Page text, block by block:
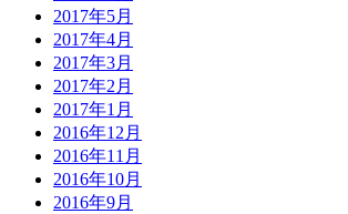
2017年5月
2017年4月
2017年3月
2017年2月
2017年1月
2016年12月
2016年11月
2016年10月
2016年9月